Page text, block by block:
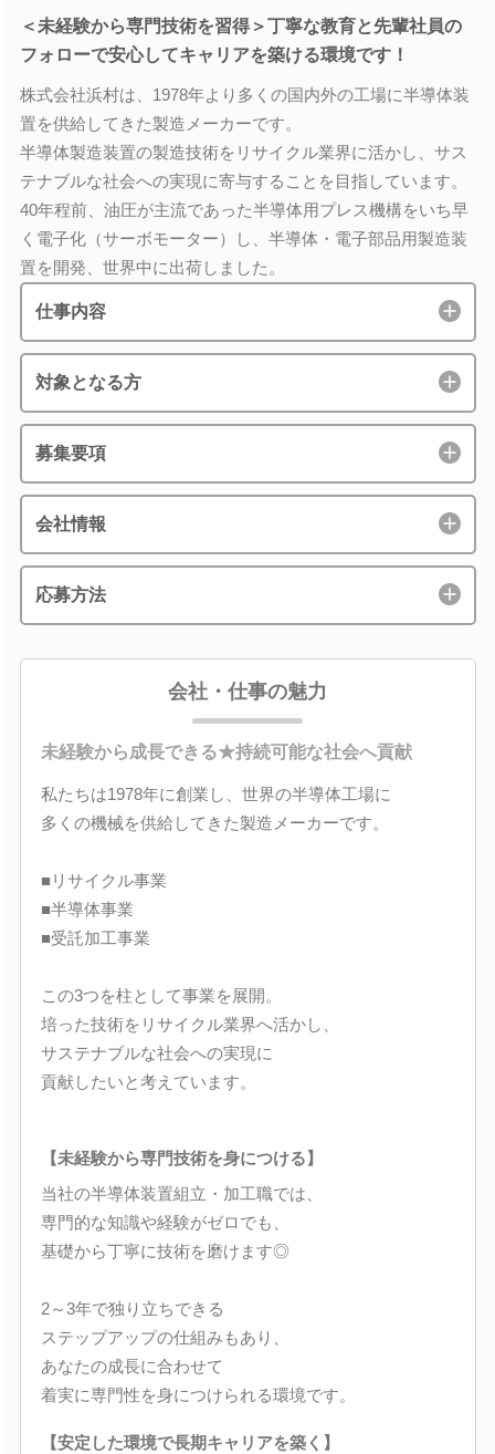
＜未経験から専門技術を習得＞丁寧な教育と先輩社員の
フォローで安心してキャリアを築ける環境です！
株式会社浜村は、1978年より多くの国内外の工場に半導体装
置を供給してきた製造メーカーです。
半導体製造装置の製造技術をリサイクル業界に活かし、サス
テナブルな社会への実現に寄与することを目指しています。
40年程前、油圧が主流であった半導体用プレス機構をいち早
く電子化（サーボモーター）し、半導体・電子部品用製造装
置を開発、世界中に出荷しました。
仕事内容
対象となる方
募集要項
会社情報
応募方法
会社・仕事の魅力
未経験から成長できる★持続可能な社会へ貢献
私たちは1978年に創業し、世界の半導体工場に
多くの機械を供給してきた製造メーカーです。
■リサイクル事業
■半導体事業
■受託加工事業
この3つを柱として事業を展開。
培った技術をリサイクル業界へ活かし、
サステナブルな社会への実現に
貢献したいと考えています。
【未経験から専門技術を身につける】
当社の半導体装置組立・加工職では、
専門的な知識や経験がゼロでも、
基礎から丁寧に技術を磨けます◎
2～3年で独り立ちできる
ステップアップの仕組みもあり、
あなたの成長に合わせて
着実に専門性を身につけられる環境です。
【安定した環境で長期キャリアを築く】